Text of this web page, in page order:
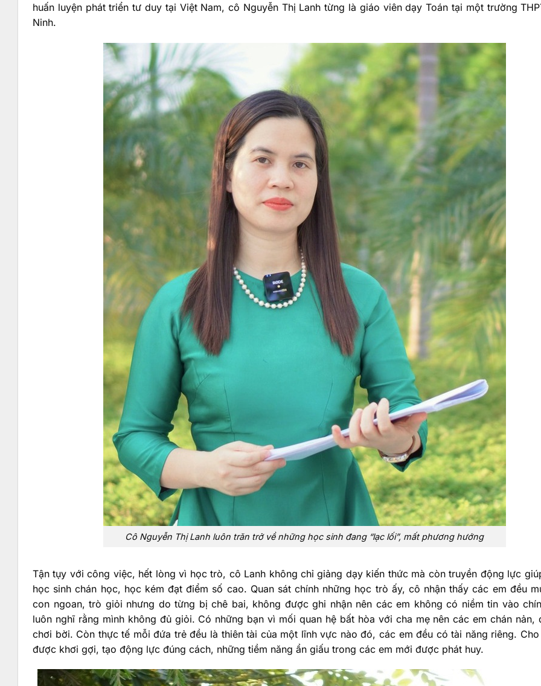
huấn luyện phát triển tư duy tại Việt Nam, cô Nguyễn Thị Lanh từng là giáo viên dạy Toán tại một trường
Ninh.
Cô Nguyễn Thị Lanh luôn trăn trở về những học sinh đang “lạc lối”, mất phương hướng
Tận tụy với công việc, hết lòng vì học trò, cô Lanh không chỉ giảng dạy kiến thức mà còn truyền động lực
học sinh chán học, học kém đạt điểm số cao. Quan sát chính những học trò ấy, cô nhận thấy các em đều
con ngoan, trò giỏi nhưng do từng bị chê bai, không được ghi nhận nên các em không có niềm tin vào
luôn nghĩ rằng mình không đủ giỏi. Có những bạn vì mối quan hệ bất hòa với cha mẹ nên các em chán nản,
chơi bời. Còn thực tế mỗi đứa trẻ đều là thiên tài của một lĩnh vực nào đó, các em đều có tài năng riêng.
được khơi gợi, tạo động lực đúng cách, những tiềm năng ẩn giấu trong các em mới được phát huy.